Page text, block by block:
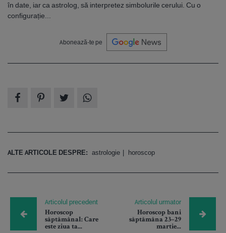
în date, iar ca astrolog, să interpretez simbolurile cerului. Cu o
configurație...
Abonează-te pe
ALTE ARTICOLE DESPRE: astrologie horoscop
Articolul precedent
Horoscop
săptămânal: Care
este ziua ta...
Articolul urmator
Horoscop bani
săptămâna 23–29
martie...